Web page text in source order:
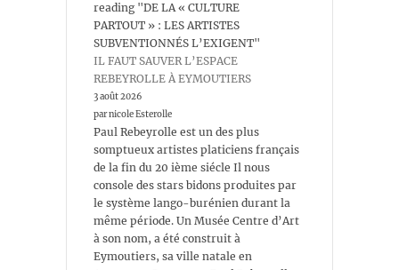
reading "DE LA « CULTURE
PARTOUT » : LES ARTISTES
SUBVENTIONNÉS L’EXIGENT"
IL FAUT SAUVER L’ESPACE
REBEYROLLE À EYMOUTIERS
3 août 2026
par nicole Esterolle
Paul Rebeyrolle est un des plus
somptueux artistes platiciens français
de la fin du 20 ième siécle Il nous
console des stars bidons produites par
le système lango-burénien durant la
même période. Un Musée Centre d’Art
à son nom, a été construit à
Eymoutiers, sa ville natale en